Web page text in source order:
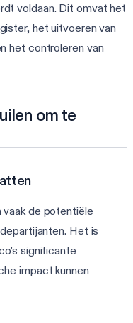
voldaan. Dit omvat het
het uitvoeren van
het controleren van
om te
vaak de potentiële
Het is
significante
impact kunnen